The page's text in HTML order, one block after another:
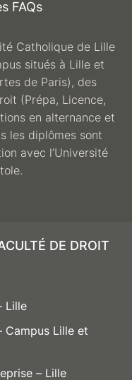
FAQs
Catholique de Lille
situés à Lille et
de Paris), des
(Prépa, Licence,
en alternance et
les diplômes sont
avec l’Université
DE DROIT
Lille
Campus Lille et
– Lille